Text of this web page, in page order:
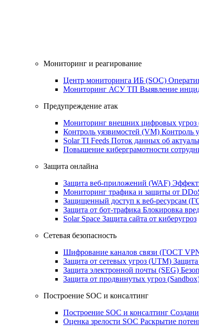
Мониторинг и реагирование
Центр мониторинга ИБ (SOC)
Мониторинг АСУ ТП Выявление
Предупреждение атак
Мониторинг внешних цифровых
Контроль уязвимостей (VM) Контроль
Solar TI Feeds Поток данных об
Повышение киберграмотности
Защита онлайна
Защита веб-приложений (WAF)
Мониторинг трафика и защиты от
Защищенный доступ к веб-ресурсам
Защита от бот‑трафика Блокировка
Solar Space Защита сайта от киберугроз
Сетевая безопасность
Шифрование каналов связи (ГОСТ
Защита от сетевых угроз (UTM)
Защита электронной почты (SEG)
Защита от продвинутых угроз
Построение SOC и консалтинг
Построение SOC и консалтинг
Оценка зрелости SOC Раскрытие